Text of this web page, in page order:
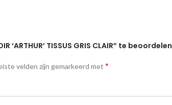
‘ARTHUR’ TISSUS GRIS CLAIR” te beoordelen
velden zijn gemarkeerd met *